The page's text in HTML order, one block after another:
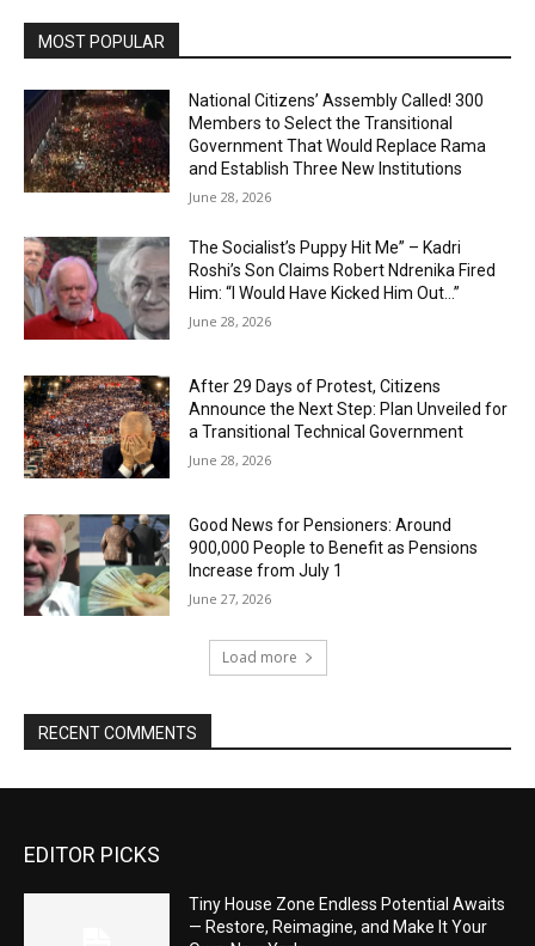
MOST POPULAR
National Citizens’ Assembly Called! 300
Members to Select the Transitional
Government That Would Replace Rama
and Establish Three New Institutions
June 28, 2026
The Socialist’s Puppy Hit Me” – Kadri
Roshi’s Son Claims Robert Ndrenika Fired
Him: “I Would Have Kicked Him Out…”
June 28, 2026
After 29 Days of Protest, Citizens
Announce the Next Step: Plan Unveiled for
a Transitional Technical Government
June 28, 2026
Good News for Pensioners: Around
900,000 People to Benefit as Pensions
Increase from July 1
June 27, 2026
Load more
RECENT COMMENTS
EDITOR PICKS
Tiny House Zone Endless Potential Awaits
— Restore, Reimagine, and Make It Your